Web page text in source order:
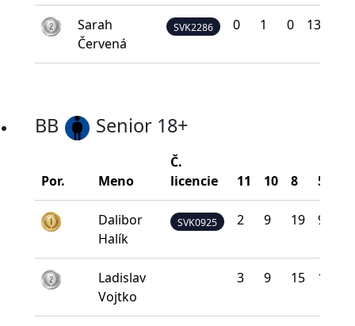
Sarah
Červená
SVK2286 0 1 0 13
BB Senior 18+
Por. Meno
Č.
licencie
11 10 8 5
Dalibor
Halík
SVK0925 2 9 19 9
Ladislav
Vojtko
3 9 15 12